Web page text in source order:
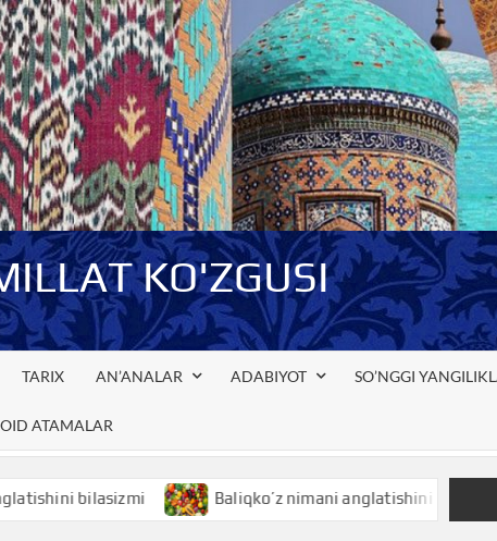
KO'ZGUSI
TARIX AN’ANALAR ADABIYOT SO’NGGI
ATAMALAR
bilasizmi Baliqko’z nimani anglatishini bilasizmi